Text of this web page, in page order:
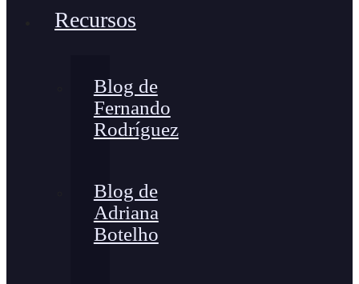
Recursos
Blog de
Fernando
Rodríguez
Blog de
Adriana
Botelho